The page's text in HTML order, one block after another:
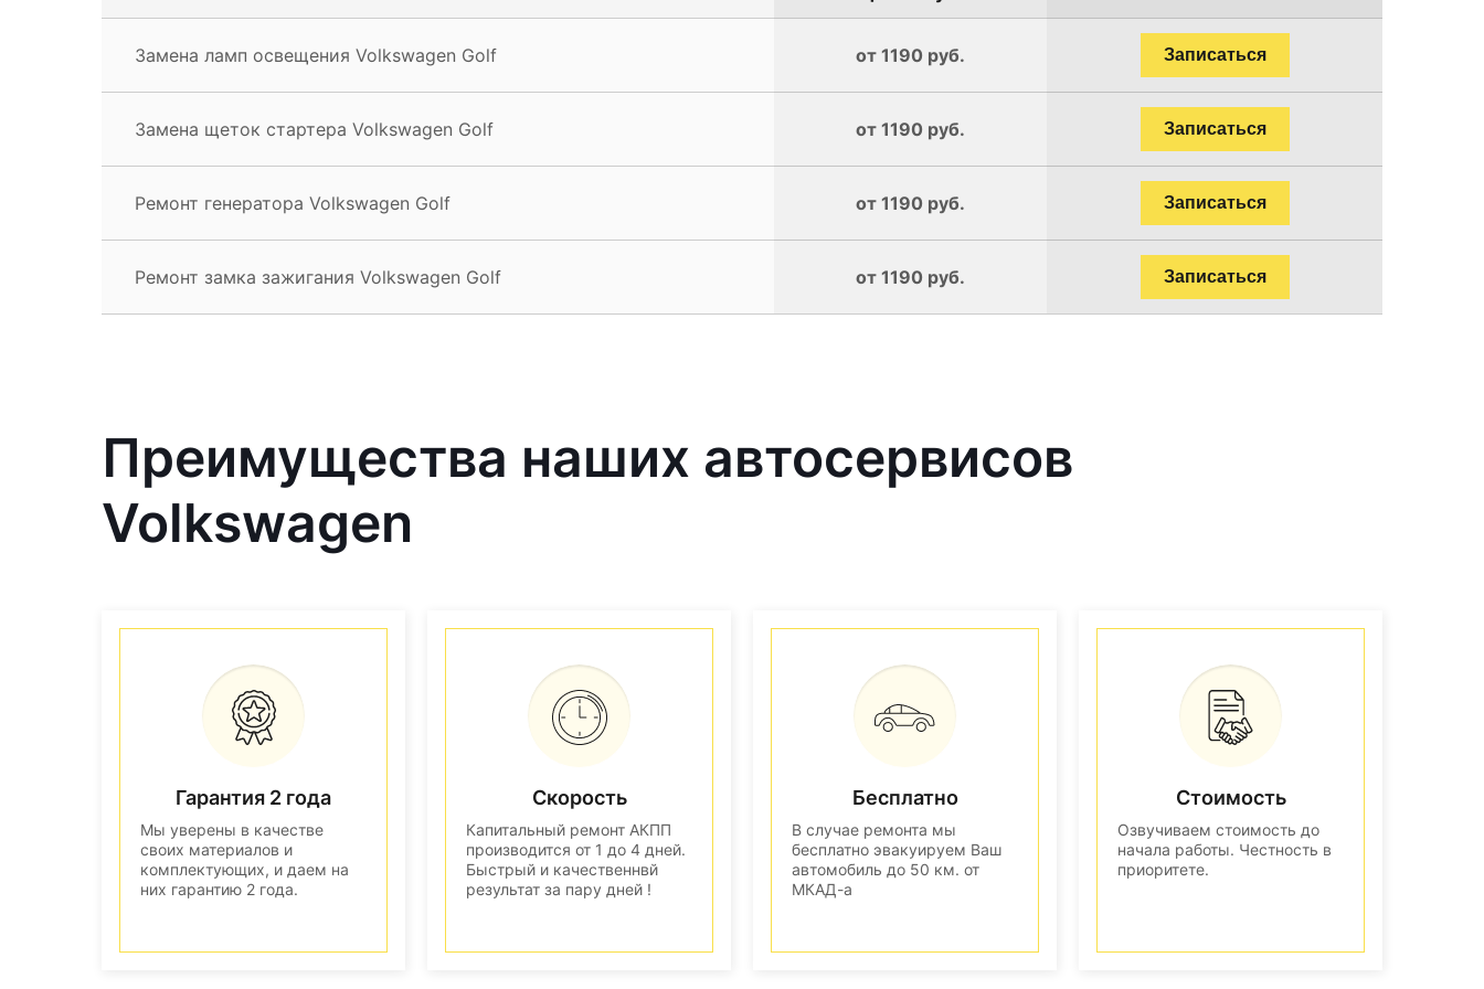
Замена ламп освещения Volkswagen Golf от 1190 руб. Записаться
Замена щеток стартера Volkswagen Golf от 1190 руб. Записаться
Ремонт генератора Volkswagen Golf от 1190 руб. Записаться
Ремонт замка зажигания Volkswagen Golf от 1190 руб. Записаться
Преимущества наших автосервисов
Volkswagen
Гарантия 2 года
Мы уверены в качестве
своих материалов и
комплектующих, и даем на
них гарантию 2 года.
Скорость
Капитальный ремонт АКПП
производится от 1 до 4 дней.
Быстрый и качественнвй
результат за пару дней !
Бесплатно
В случае ремонта мы
бесплатно эвакуируем Ваш
автомобиль до 50 км. от
МКАД-а
Стоимость
Озвучиваем стоимость до
начала работы. Честность в
приоритете.